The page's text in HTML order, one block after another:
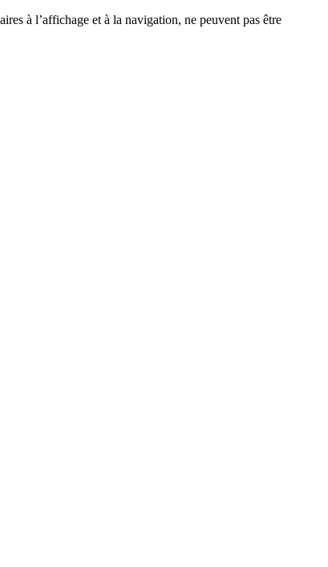
à l’affichage et à la navigation, ne peuvent pas être